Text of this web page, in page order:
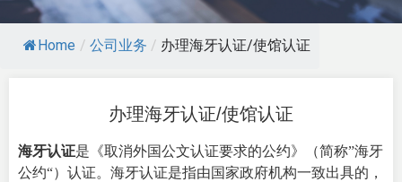
Home / 公司业务 / 办理海牙认证/使馆认证
办理海牙认证/使馆认证
海牙认证是《取消外国公文认证要求的公约》（简称”海牙
公约“）认证。海牙认证是指由国家政府机构一致出具的，